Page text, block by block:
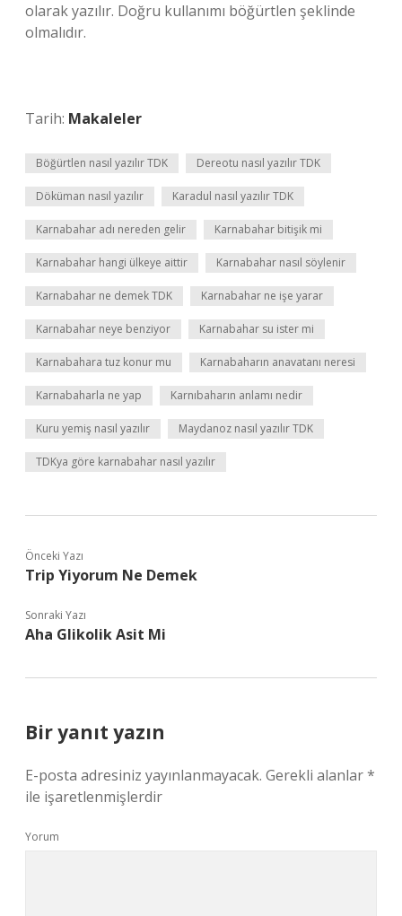
olarak yazılır. Doğru kullanımı böğürtlen şeklinde
olmalıdır.
Tarih: Makaleler
Böğürtlen nasıl yazılır TDK Dereotu nasıl yazılır TDK
Döküman nasıl yazılır Karadul nasıl yazılır TDK
Karnabahar adı nereden gelir Karnabahar bitişik mi
Karnabahar hangi ülkeye aittir Karnabahar nasıl söylenir
Karnabahar ne demek TDK Karnabahar ne işe yarar
Karnabahar neye benziyor Karnabahar su ister mi
Karnabahara tuz konur mu Karnabaharın anavatanı neresi
Karnabaharla ne yap Karnıbaharın anlamı nedir
Kuru yemiş nasıl yazılır Maydanoz nasıl yazılır TDK
TDKya göre karnabahar nasıl yazılır
Önceki Yazı
Trip Yiyorum Ne Demek
Sonraki Yazı
Aha Glikolik Asit Mi
Bir yanıt yazın
E-posta adresiniz yayınlanmayacak. Gerekli alanlar*
ile işaretlenmişlerdir
Yorum